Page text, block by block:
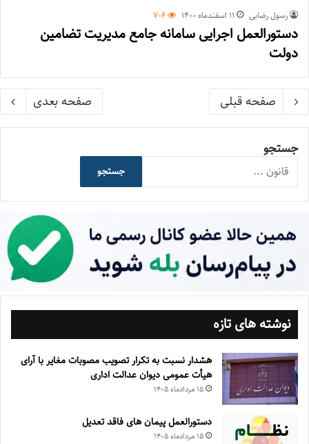
رسول رضایی ۱۱ اسفند‌ماه ۱۴۰۰ 706
دستورالعمل اجرایی سامانه جامع مديريت تضامين
دولت
صفحه قبلی صفحه بعدی
جستجو
جستجو
نوشته های تازه
هشدار نسبت به تکرار تصویب مصوبات مغایر با آرای
هیأت عمومی دیوان عدالت اداری
۱۵ مرداد‌ماه ۱۴۰۵
دستورالعمل پیمان های فاقد تعدیل
۱۵ مرداد‌ماه ۱۴۰۵